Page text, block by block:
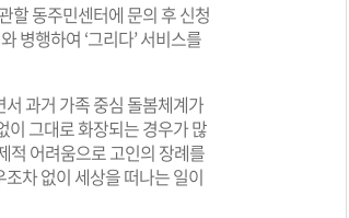
할 동주민센터에 문의 후 신청
병행하여 ‘그리다’ 서비스를
과거 가족 중심 돌봄체계가
이 그대로 화장되는 경우가 많
적 어려움으로 고인의 장례를
차 없이 세상을 떠나는 일이